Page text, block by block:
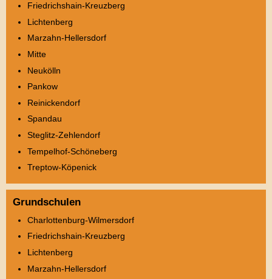
Friedrichshain-Kreuzberg
Lichtenberg
Marzahn-Hellersdorf
Mitte
Neukölln
Pankow
Reinickendorf
Spandau
Steglitz-Zehlendorf
Tempelhof-Schöneberg
Treptow-Köpenick
Grundschulen
Charlottenburg-Wilmersdorf
Friedrichshain-Kreuzberg
Lichtenberg
Marzahn-Hellersdorf